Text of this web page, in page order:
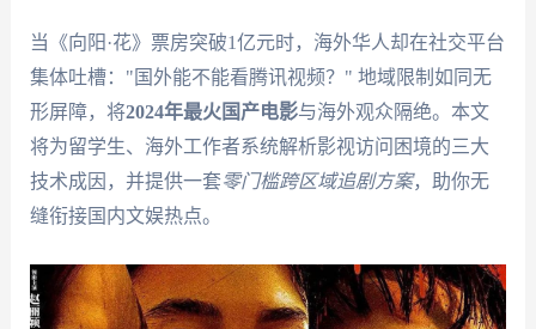
当《向阳·花》票房突破1亿元时，海外华人却在社交平台
集体吐槽："国外能不能看腾讯视频？" 地域限制如同无
形屏障，将2024年最火国产电影与海外观众隔绝。本文
将为留学生、海外工作者系统解析影视访问困境的三大
技术成因，并提供一套零门槛跨区域追剧方案，助你无
缝衔接国内文娱热点。